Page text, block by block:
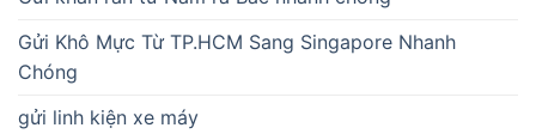
Gửi Khô Mực Từ TP.HCM Sang Singapore Nhanh
Chóng
gửi linh kiện xe máy